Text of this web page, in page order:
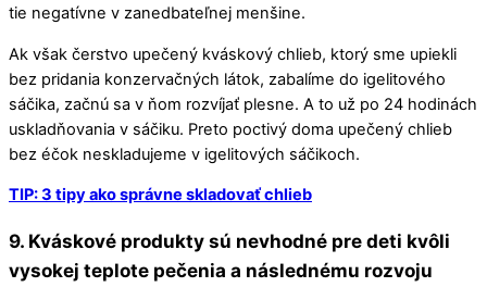
tie negatívne v zanedbateľnej menšine.
Ak však čerstvo upečený kváskový chlieb, ktorý sme upiekli
bez pridania konzervačných látok, zabalíme do igelitového
sáčika, začnú sa v ňom rozvíjať plesne. A to už po 24 hodinách
uskladňovania v sáčiku. Preto poctivý doma upečený chlieb
bez éčok neskladujeme v igelitových sáčikoch.
TIP: 3 tipy ako správne skladovať chlieb
9. Kváskové produkty sú nevhodné pre deti kvôli
vysokej teplote pečenia a následnému rozvoju